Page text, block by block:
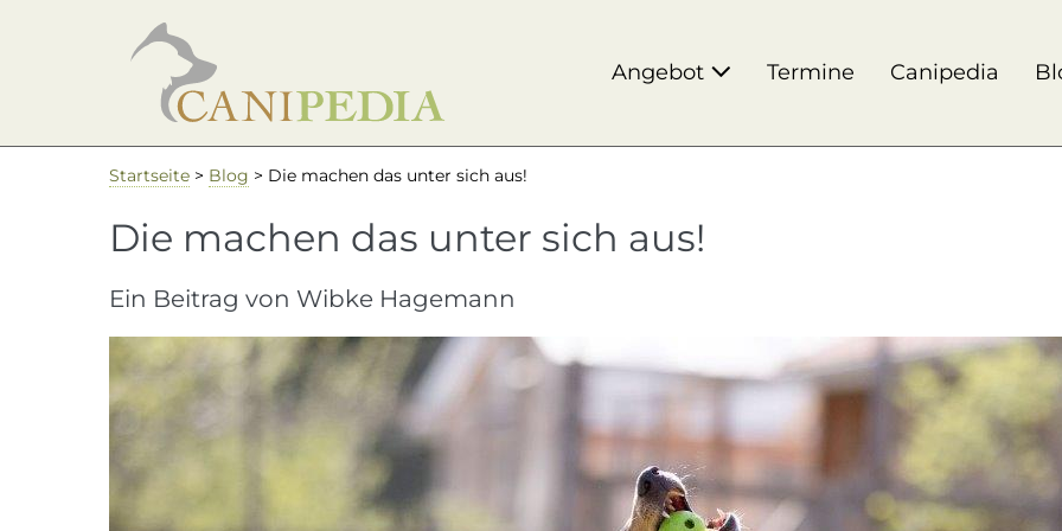
Angebot Termine Canipedia
Startseite > Blog > Die machen das unter sich aus!
Die machen das unter sich aus!
Ein Beitrag von Wibke Hagemann